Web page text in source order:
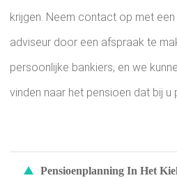
krijgen. Neem contact op met
adviseur door een afspraak te
persoonlijke bankiers, en we
vinden naar het pensioen dat bij u
Pensioenplanning In Het